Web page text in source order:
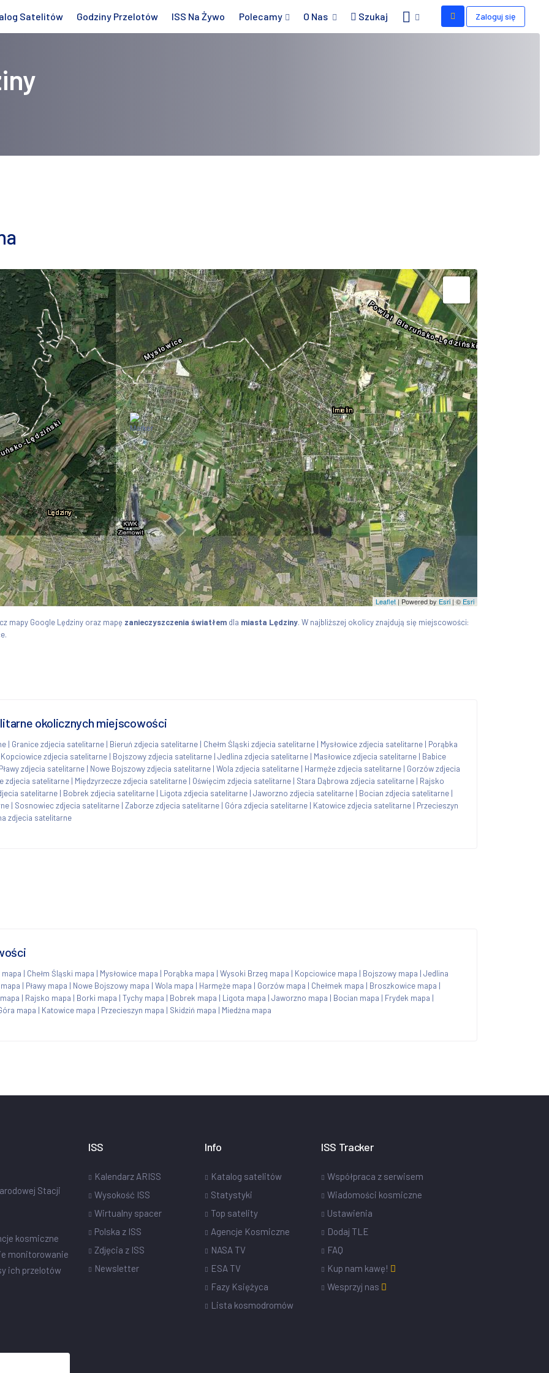
Satelitów Godziny Przelotów ISS Na Żywo Polecamy O Nas Szukaj Zaloguj się
Leaflet | Powered by Esri | ©Esri
mapy Google Lędziny oraz mapę zanieczyszczenia światłem dla miasta Lędziny. W najbliższej okolicy znajdują się miejscowości:
okolicznych miejscowości
| Granice zdjecia satelitarne | Bieruń zdjecia satelitarne | Chełm Śląski zdjecia satelitarne | Mysłowice zdjecia satelitarne | Porąbka
Kopciowice zdjecia satelitarne | Bojszowy zdjecia satelitarne | Jedlina zdjecia satelitarne | Masłowice zdjecia satelitarne | Babice
zdjecia satelitarne | Nowe Bojszowy zdjecia satelitarne | Wola zdjecia satelitarne | Harmęże zdjecia satelitarne | Gorzów zdjecia
zdjecia satelitarne | Międzyrzecze zdjecia satelitarne | Oświęcim zdjecia satelitarne | Stara Dąbrowa zdjecia satelitarne | Rajsko
satelitarne | Bobrek zdjecia satelitarne | Ligota zdjecia satelitarne | Jaworzno zdjecia satelitarne | Bocian zdjecia satelitarne |
| Sosnowiec zdjecia satelitarne | Zaborze zdjecia satelitarne | Góra zdjecia satelitarne | Katowice zdjecia satelitarne | Przecieszyn
zdjecia satelitarne
| Chełm Śląski mapa | Mysłowice mapa | Porąbka mapa | Wysoki Brzeg mapa | Kopciowice mapa | Bojszowy mapa | Jedlina
| Pławy mapa | Nowe Bojszowy mapa | Wola mapa | Harmęże mapa | Gorzów mapa | Chełmek mapa | Broszkowice mapa |
| Rajsko mapa | Borki mapa | Tychy mapa | Bobrek mapa | Ligota mapa | Jaworzno mapa | Bocian mapa | Frydek mapa |
mapa | Katowice mapa | Przecieszyn mapa | Skidziń mapa | Miedźna mapa
Stacji
kosmiczne
monitorowanie
ich przelotów
ISS
Kalendarz ARISS
Wysokość ISS
Wirtualny spacer
Polska z ISS
Zdjęcia z ISS
Newsletter
Info
Katalog satelitów
Statystyki
Top satelity
Agencje Kosmiczne
NASA TV
ESA TV
Fazy Księżyca
Lista kosmodromów
ISS Tracker
Współpraca z serwisem
Wiadomości kosmiczne
Ustawienia
Dodaj TLE
FAQ
Kup nam kawę!
Wesprzyj nas